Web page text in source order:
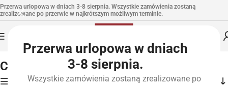
Przerwa urlopowa w dniach
3-8 sierpnia.
Wszystkie zamówienia zostaną zrealizowane po
Przerwa urlopowa w dniach 3-8 sierpnia. Wszystkie zamówienia zostaną
zrealizowane po przerwie w najkrótszym możliwym terminie.
Strona główna»Atrybut produktu: Color»Czerwony
Czerwony
Filters